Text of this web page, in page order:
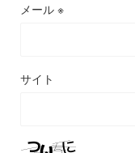
メール ※
サイト